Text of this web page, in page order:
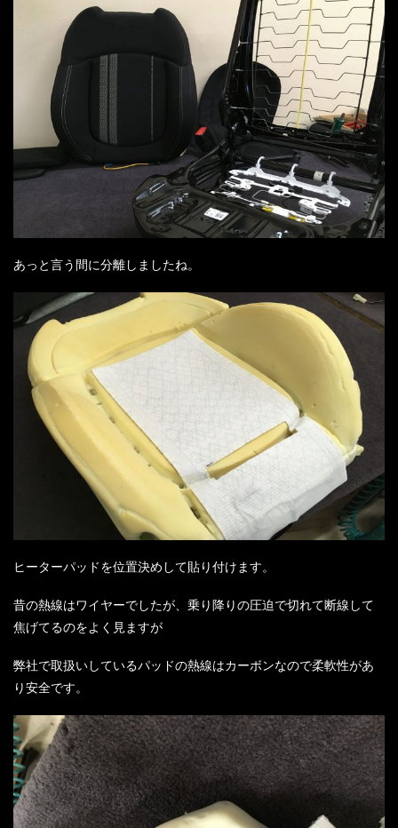
あっと言う間に分離しましたね。
ヒーターパッドを位置決めして貼り付けます。
昔の熱線はワイヤーでしたが、乗り降りの圧迫で切れて断線して
焦げてるのをよく見ますが
弊社で取扱いしているパッドの熱線はカーボンなので柔軟性があ
り安全です。